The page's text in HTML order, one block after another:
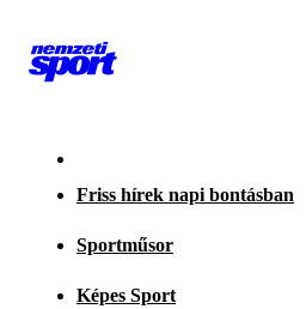
Friss hírek napi bontásban
Sportműsor
Képes Sport